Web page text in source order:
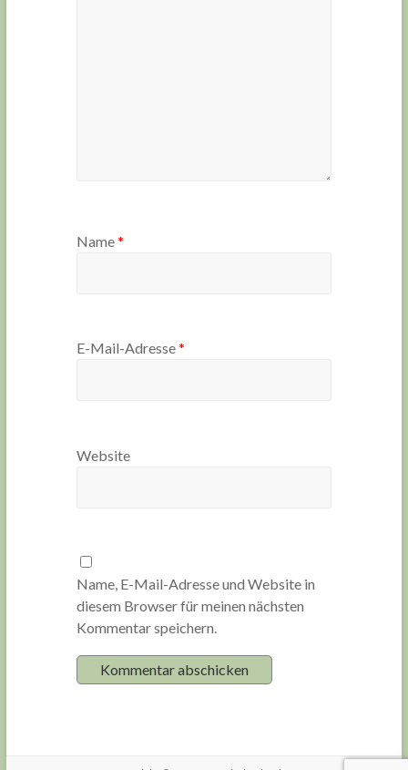
Name*
E-Mail-Adresse*
Website
Name, E-Mail-Adresse und Website in
diesem Browser für meinen nächsten
Kommentar speichern.